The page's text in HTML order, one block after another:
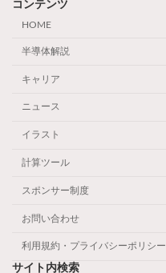
コンテンツ
HOME
半導体解説
キャリア
ニュース
イラスト
計算ツール
スポンサー制度
お問い合わせ
利用規約・プライバシーポリシー
サイト内検索